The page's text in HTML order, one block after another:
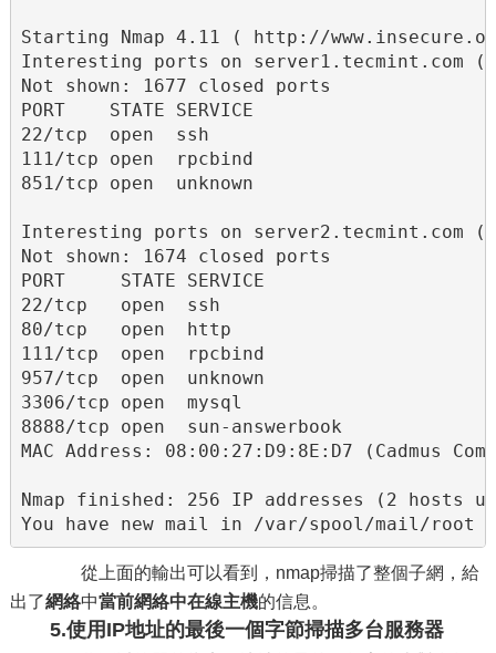
Starting Nmap 4.11 ( http://
Interesting ports on server1.tecmint.com
Not shown: 1677 closed ports
PORT    STATE SERVICE
22/tcp  open  ssh
111/tcp open  rpcbind
851/tcp open  unknown
Interesting ports on server2.tecmint.com
Not shown: 1674 closed ports
PORT     STATE SERVICE
22/tcp   open  ssh
80/tcp   open  http
111/tcp  open  rpcbind
957/tcp  open  unknown
3306/tcp open  mysql
8888/tcp open  sun-answerbook
MAC Address: 08:00:27:D9:8E:D7 (Cadmus
Nmap finished: 256 IP addresses (2 hosts
You have new mail in /var/spool/mail/root
從上面的輸出可以看到，nmap掃描了整個子網，給
出了網絡中當前網絡中在線主機的信息。
5.使用IP地址的最後一個字節掃描多台服務器